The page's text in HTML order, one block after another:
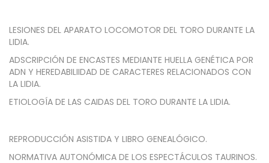
LESIONES DEL APARATO LOCOMOTOR DEL TORO DURANTE LA
LIDIA.
ADSCRIPCIÓN DE ENCASTES MEDIANTE HUELLA GENÉTICA POR
ADN Y HEREDABILIIDAD DE CARACTERES RELACIONADOS CON
LA LIDIA.
ETIOLOGÍA DE LAS CAIDAS DEL TORO DURANTE LA LIDIA.
REPRODUCCIÓN ASISTIDA Y LIBRO GENEALÓGICO.
NORMATIVA AUTONÓMICA DE LOS ESPECTÁCULOS TAURINOS.